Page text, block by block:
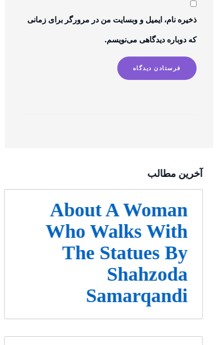
ذخیره نام، ایمیل و وبسایت من در مرورگر برای زمانی
که دوباره دیدگاهی می‌نویسم.
آخرین مطالب
About A Woman
Who Walks With
The Statues By
Shahzoda
Samarqandi